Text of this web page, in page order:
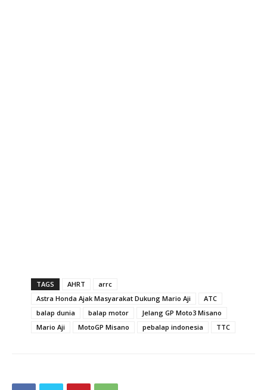
TAGS AHRT
arrc
Astra Honda Ajak Masyarakat Dukung Mario Aji
ATC
balap dunia
balap motor
Jelang GP Moto3 Misano
Mario Aji
MotoGP Misano pebalap indonesia TTC